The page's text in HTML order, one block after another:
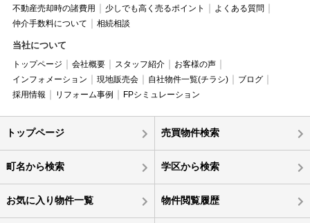
不動産売却時の諸費用
少しでも高く売るポイント
よくある質問
仲介手数料について
相続相談
当社について
トップページ 会社概要 スタッフ紹介
お客様の声
インフォメーション
現地販売会 自社物件一覧(チラシ)
ブログ
採用情報
リフォーム事例 FPシミュレーション
トップページ 売買物件検索
町名から検索 学区から検索
お気に入り物件一覧 物件閲覧履歴